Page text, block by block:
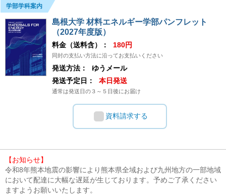
学部学科案内
島根大学 材料エネルギー学部パンフレット
（2027年度版）
料金（送料含）： 180円
同封の支払い方法に沿ってお支払いください
発送方法：
ゆうメール
発送予定日：
本日発送
通常は発送日の３～５日後にお届け
資料請求する
【お知らせ】
令和8年熊本地震の影響により熊本県全域および九州地方の一部地域
において配達に大幅な遅延が生じております。予めご了承ください
ますようお願いいたします。